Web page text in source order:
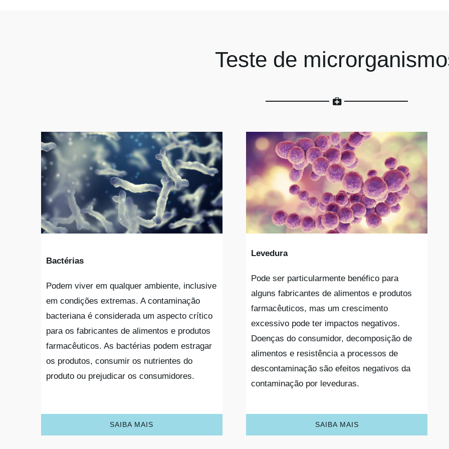
Teste de
Bactérias
Podem viver em qualquer ambiente, inclusive
em condições extremas. A contaminação
bacteriana é considerada um aspecto crítico
para os fabricantes de alimentos e produtos
farmacêuticos. As bactérias podem estragar
os produtos, consumir os nutrientes do
produto ou prejudicar os consumidores.
SAIBA MAIS
Levedura
Pode ser particularmente benéfico para
alguns fabricantes de alimentos e produtos
farmacêuticos, mas um crescimento
excessivo pode ter impactos negativos.
Doenças do consumidor, decomposição de
alimentos e resistência a processos de
descontaminação são efeitos negativos da
contaminação por leveduras.
SAIBA MAIS